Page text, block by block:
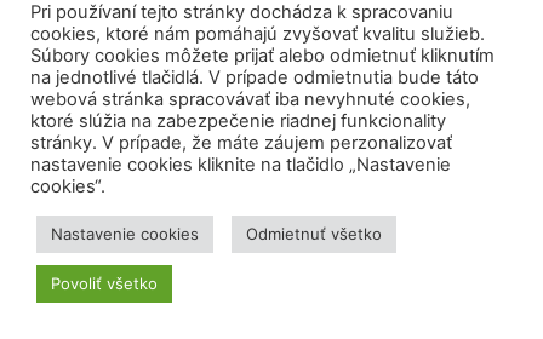
Pri používaní tejto stránky dochádza k spracovaniu
cookies, ktoré nám pomáhajú zvyšovať kvalitu služieb.
Súbory cookies môžete prijať alebo odmietnuť kliknutím
na jednotlivé tlačidlá. V prípade odmietnutia bude táto
webová stránka spracovávať iba nevyhnuté cookies,
ktoré slúžia na zabezpečenie riadnej funkcionality
stránky. V prípade, že máte záujem perzonalizovať
nastavenie cookies kliknite na tlačidlo „Nastavenie
cookies“.
Nastavenie cookies Odmietnuť všetko
Povoliť všetko